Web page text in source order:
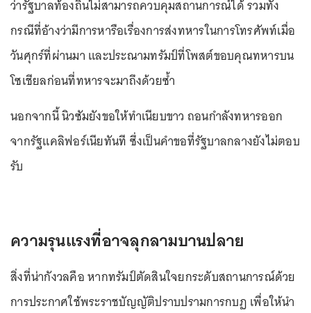
ว่ารัฐบาลท้องถิ่นไม่สามารถควบคุมสถานการณ์ได้ รวมทั้ง
กรณีที่อ้างว่ามีการหารือเรื่องการส่งทหารในการโทรศัพท์เมื่อ
วันศุกร์ที่ผ่านมา และประณามทรัมป์ที่โพสต์ขอบคุณทหารบน
โซเชียลก่อนที่ทหารจะมาถึงด้วยซ้ำ
นอกจากนี้ นิวซัมยังขอให้ทำเนียบขาว ถอนกำลังทหารออก
จากรัฐแคลิฟอร์เนียทันที ซึ่งเป็นคำขอที่รัฐบาลกลางยังไม่ตอบ
รับ
ความรุนแรงที่อาจลุกลามบานปลาย
สิ่งที่น่ากังวลคือ หากทรัมป์ตัดสินใจยกระดับสถานการณ์ด้วย
การประกาศใช้พระราชบัญญัติปราบปรามการกบฏ เพื่อให้นำ